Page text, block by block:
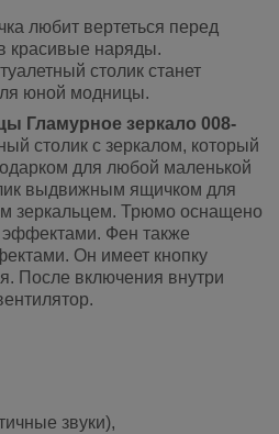
любит вертеться перед
красивые наряды.
столик станет
юной модницы.
Гламурное зеркало 008-
столик с зеркалом, который
для любой маленькой
выдвижным ящичком для
зеркальцем. Трюмо оснащено
Фен также
Он имеет кнопку
После включения внутри
звуки),